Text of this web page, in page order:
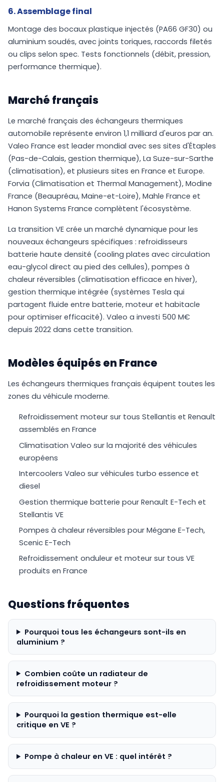
6. Assemblage final
Montage des bocaux plastique injectés (PA66 GF30) ou
aluminium soudés, avec joints toriques, raccords filetés
ou clips selon spec. Tests fonctionnels (débit, pression,
performance thermique).
Marché français
Le marché français des échangeurs thermiques
automobile représente environ 1,1 milliard d'euros par an.
Valeo France est leader mondial avec ses sites d'Étaples
(Pas-de-Calais, gestion thermique), La Suze-sur-Sarthe
(climatisation), et plusieurs sites en France et Europe.
Forvia (Climatisation et Thermal Management), Modine
France (Beaupréau, Maine-et-Loire), Mahle France et
Hanon Systems France complètent l'écosystème.
La transition VE crée un marché dynamique pour les
nouveaux échangeurs spécifiques : refroidisseurs
batterie haute densité (cooling plates avec circulation
eau-glycol direct au pied des cellules), pompes à
chaleur réversibles (climatisation efficace en hiver),
gestion thermique intégrée (systèmes Tesla qui
partagent fluide entre batterie, moteur et habitacle
pour optimiser efficacité). Valeo a investi 500 M€
depuis 2022 dans cette transition.
Modèles équipés en France
Les échangeurs thermiques français équipent toutes les
zones du véhicule moderne.
Refroidissement moteur sur tous Stellantis et Renault
assemblés en France
Climatisation Valeo sur la majorité des véhicules
européens
Intercoolers Valeo sur véhicules turbo essence et
diesel
Gestion thermique batterie pour Renault E-Tech et
Stellantis VE
Pompes à chaleur réversibles pour Mégane E-Tech,
Scenic E-Tech
Refroidissement onduleur et moteur sur tous VE
produits en France
Questions fréquentes
Pourquoi tous les échangeurs sont-ils en
aluminium ?
Combien coûte un radiateur de
refroidissement moteur ?
Pourquoi la gestion thermique est-elle
critique en VE ?
Pompe à chaleur en VE : quel intérêt ?